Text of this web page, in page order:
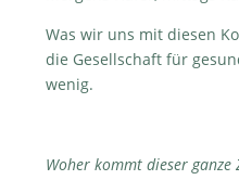
Was wir uns mit diesen
die Gesellschaft für
wenig.
Woher kommt dieser